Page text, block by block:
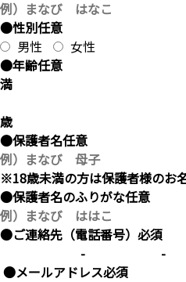
●性別任意
男性
女性
●年齢任意
満
歳
●保護者名任意
※18歳未満の方は保護者様のお
●保護者名のふりがな任意
●ご連絡先（電話番号） 必須
-
-
●メールアドレス必須